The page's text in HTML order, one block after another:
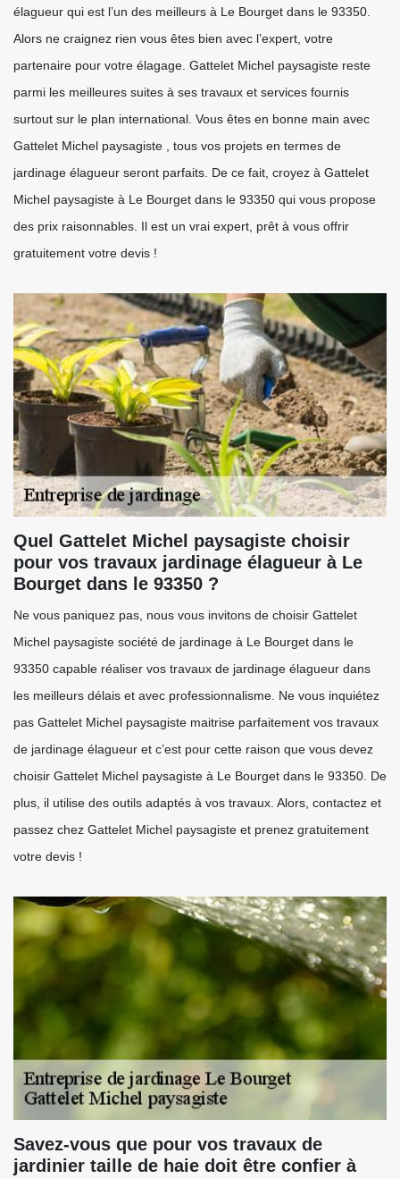
élagueur qui est l’un des meilleurs à Le Bourget dans le 93350.
Alors ne craignez rien vous êtes bien avec l’expert, votre
partenaire pour votre élagage. Gattelet Michel paysagiste reste
parmi les meilleures suites à ses travaux et services fournis
surtout sur le plan international. Vous êtes en bonne main avec
Gattelet Michel paysagiste , tous vos projets en termes de
jardinage élagueur seront parfaits. De ce fait, croyez à Gattelet
Michel paysagiste à Le Bourget dans le 93350 qui vous propose
des prix raisonnables. Il est un vrai expert, prêt à vous offrir
gratuitement votre devis !
Quel Gattelet Michel paysagiste choisir
pour vos travaux jardinage élagueur à Le
Bourget dans le 93350 ?
Ne vous paniquez pas, nous vous invitons de choisir Gattelet
Michel paysagiste société de jardinage à Le Bourget dans le
93350 capable réaliser vos travaux de jardinage élagueur dans
les meilleurs délais et avec professionnalisme. Ne vous inquiétez
pas Gattelet Michel paysagiste maitrise parfaitement vos travaux
de jardinage élagueur et c’est pour cette raison que vous devez
choisir Gattelet Michel paysagiste à Le Bourget dans le 93350. De
plus, il utilise des outils adaptés à vos travaux. Alors, contactez et
passez chez Gattelet Michel paysagiste et prenez gratuitement
votre devis !
Savez-vous que pour vos travaux de
jardinier taille de haie doit être confier à